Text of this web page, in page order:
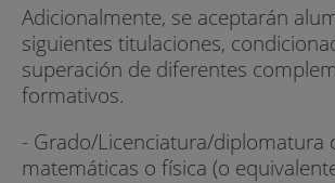
- Green Urban Data
- Kenmei Technologies
Adicionalmente, se aceptarán
siguientes titulaciones,
superación de diferentes
formativos.
- Grado/Licenciatura/diplomatura
matemáticas o física (o